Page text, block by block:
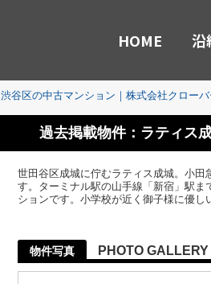
HOME 沿
渋谷区の中古マンション｜株式会社クローバ
過去掲載物件：ラティス
世田谷区成城に佇むラティス成城。小田
す。ターミナル駅の山手線「新宿」駅ま
ションです。小学校が近く御子様に優し
物件写真 PHOTO GALLERY